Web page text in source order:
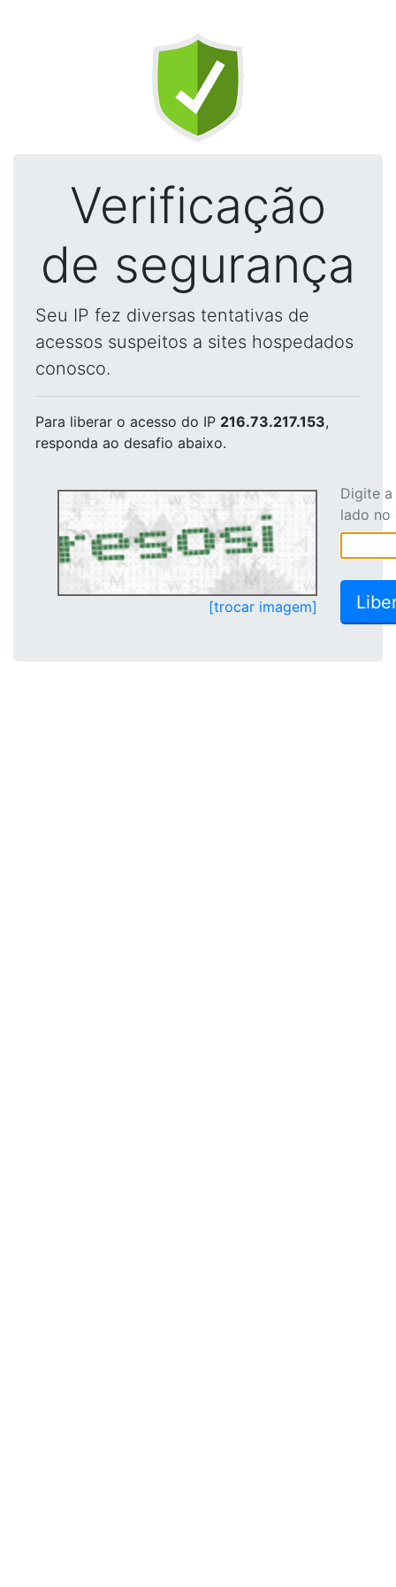
Verificação
de segurança
Seu IP fez diversas tentativas de
acessos suspeitos a sites hospedados
conosco.
Para liberar o acesso do IP 216.73.217.153,
responda ao desafio abaixo.
[trocar imagem]
Digite
lado no